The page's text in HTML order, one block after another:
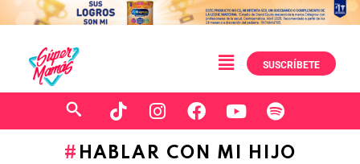
SUSCRÍBETE
HABLAR CON MI HIJO